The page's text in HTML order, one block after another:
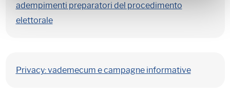
adempimenti preparatori del procedimento
elettorale
Privacy: vademecum e campagne informative